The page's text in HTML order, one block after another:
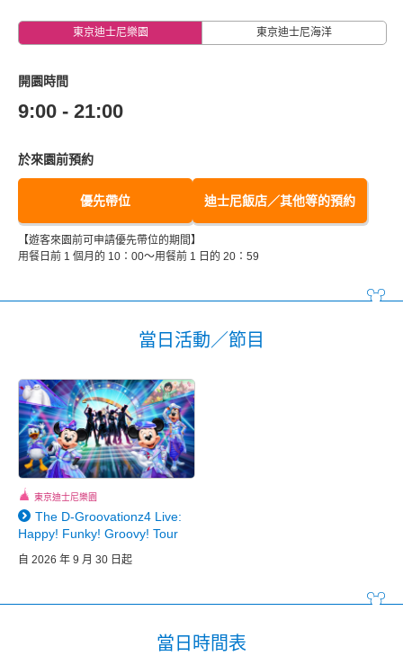
東京迪士尼樂園 東京迪士尼海洋
開園時間
9:00 - 21:00
於來園前預約
優先帶位 迪士尼飯店／其他等的預約
【遊客來園前可申請優先帶位的期間】
用餐日前 1 個月的 10：00～用餐前 1 日的 20：59
當日活動／節目
東京迪士尼樂園
The D-Groovationz4 Live:
Happy! Funky! Groovy! Tour
自 2026 年 9 月 30 日起
當日時間表